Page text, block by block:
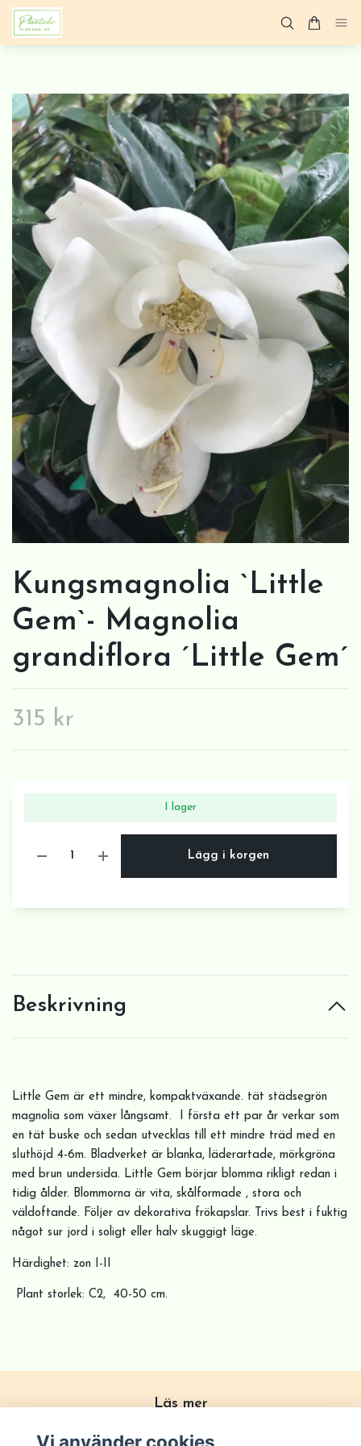
Kungsmagnolia `Little
Gem`- Magnolia
grandiflora ´Little Gem´
315 kr
I lager
Lägg i korgen
Beskrivning
Little Gem är ett mindre, kompaktväxande. tät städsegrön
magnolia som växer långsamt. I första ett par år verkar som
en tät buske och sedan utvecklas till ett mindre träd med en
sluthöjd 4-6m. Bladverket är blanka, läderartade, mörkgröna
med brun undersida. Little Gem börjar blomma rikligt redan i
tidig ålder. Blommorna är vita, skålformade , stora och
väldoftande. Följer av dekorativa frökapslar. Trivs best i fuktig
något sur jord i soligt eller halv skuggigt läge.
Härdighet: zon I-II
Plant storlek: C2, 40-50 cm.
Läs mer
Köpvillkor